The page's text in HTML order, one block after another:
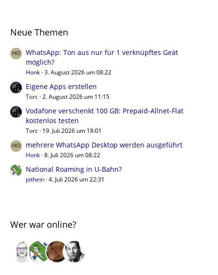
Neue Themen
WhatsApp: Ton aus nur für 1 verknüpftes Geät
möglich?
Honk 3. August 2026 um 08:22
Eigene Apps erstellen
Torc 2. August 2026 um 11:15
Vodafone verschenkt 100 GB: Prepaid-Allnet-Flat
kostenlos testen
Torc 19. Juli 2026 um 18:01
mehrere WhatsApp Desktop werden ausgeführt
Honk 8. Juli 2026 um 08:22
National Roaming in U-Bahn?
pithein 4. Juli 2026 um 22:31
Wer war online?